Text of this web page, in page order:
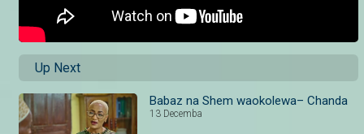
Up Next
Babaz na Shem waokolewa– Chanda
13 Decemba